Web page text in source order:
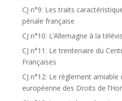
CJ n°9: Les traits
pénale française
CJ n°10: L’Allemagne à la
CJ n°11: Le trentenaire du
Françaises
CJ n°12: Le règlement
européenne des Droits de